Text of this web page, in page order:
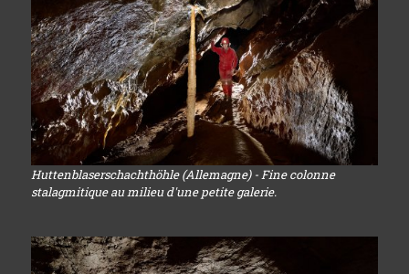
Huttenblaserschachthöhle (Allemagne) - Fine colonne
stalagmitique au milieu d'une petite galerie.